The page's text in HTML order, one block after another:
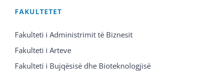
FAKULTETET
Fakulteti i Administrimit të Biznesit
Fakulteti i Arteve
Fakulteti i Bujqësisë dhe Bioteknologjisë